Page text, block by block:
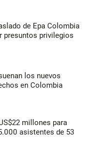
de Epa Colombia
presuntos privilegios
los nuevos
en Colombia
millones para
asistentes de 53